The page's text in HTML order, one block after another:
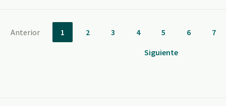
Anterior 1 2 3 4 5 6
7
Siguiente